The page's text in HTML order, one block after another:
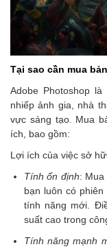
Tại sao cần mua
Adobe Photoshop
nhiếp ảnh gia, nhà
vực sáng tạo. Mua
ích, bao gồm:
Lợi ích của việc sở
Tính ổn định:
bạn luôn có
tính năng mới.
suất cao trong
Tính năng mạnh